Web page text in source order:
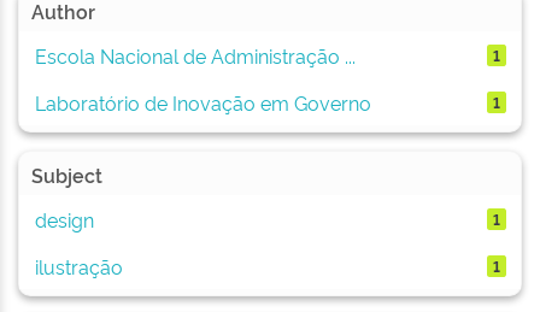
Author
Escola Nacional de Administração ...
1
Laboratório de Inovação em Governo 1
Subject
design
1
ilustração 1